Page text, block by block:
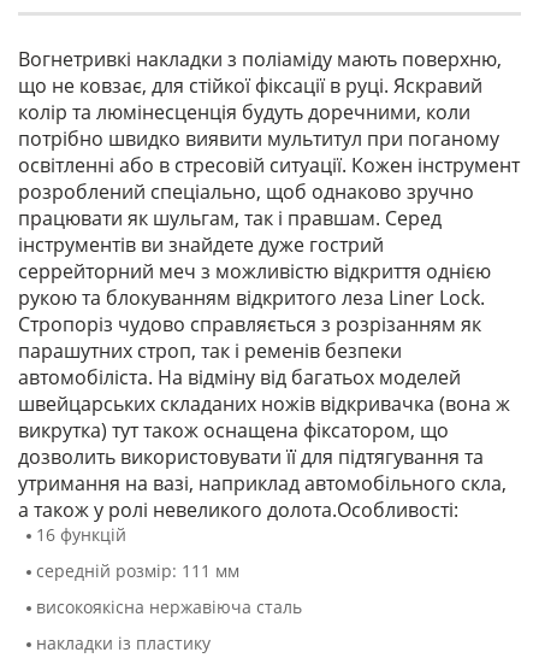
Вогнетривкі накладки з поліаміду мають поверхню,
що не ковзає, для стійкої фіксації в руці. Яскравий
колір та люмінесценція будуть доречними, коли
потрібно швидко виявити мультитул при поганому
освітленні або в стресовій ситуації. Кожен інструмент
розроблений спеціально, щоб однаково зручно
працювати як шульгам, так і правшам. Серед
інструментів ви знайдете дуже гострий
серрейторний меч з можливістю відкриття однією
рукою та блокуванням відкритого леза Liner Lock.
Стропоріз чудово справляється з розрізанням як
парашутних строп, так і ременів безпеки
автомобіліста. На відміну від багатьох моделей
швейцарських складаних ножів відкривачка (вона ж
викрутка) тут також оснащена фіксатором, що
дозволить використовувати її для підтягування та
утримання на вазі, наприклад автомобільного скла,
а також у ролі невеликого долота.Особливості:
16 функцій
середній розмір: 111 мм
високоякісна нержавіюча сталь
накладки із пластику